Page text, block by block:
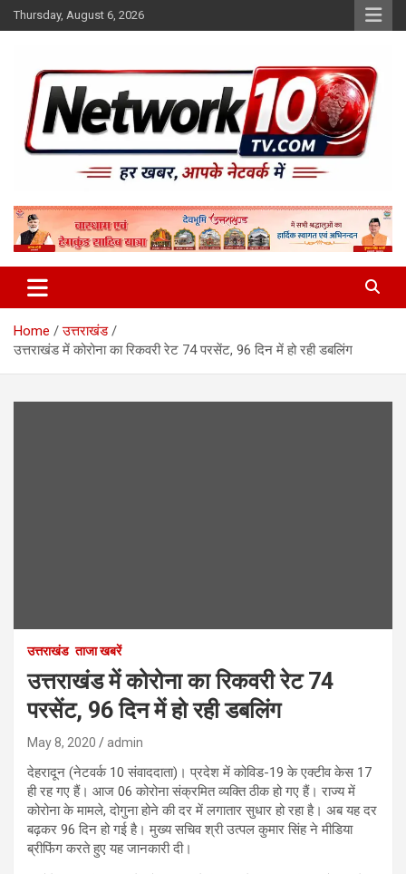
Skip
to
Thursday, August 6, 2026
Network10tv
Home
उत्तराखंड
उत्तराखंड में कोरोना का रिकवरी रेट 74 परसेंट, 96 दिन में हो रही डबलिंग
उत्तराखंड ताजा खबरें
उत्तराखंड में कोरोना का रिकवरी रेट 74
परसेंट, 96 दिन में हो रही डबलिंग
May 8, 2020 admin
देहरादून (नेटवर्क 10 संवाददाता)। प्रदेश में कोविड-19 के एक्टीव केस 17
ही रह गए हैं। आज 06 कोरोना संक्रमित व्यक्ति ठीक हो गए हैं। राज्य में
कोरोना के मामले, दोगुना होने की दर में लगातार सुधार हो रहा है। अब यह दर
बढ़कर 96 दिन हो गई है। मुख्य सचिव श्री उत्पल कुमार सिंह ने मीडिया
ब्रीफिंग करते हुए यह जानकारी दी।